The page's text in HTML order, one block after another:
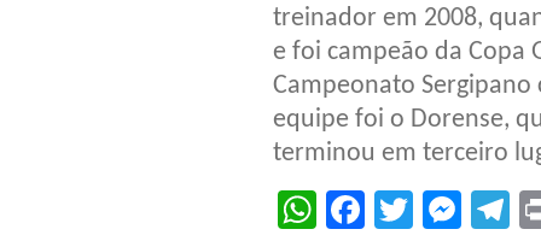
treinador em 2008,
e foi campeão da Copa
Campeonato Sergipano
equipe foi o Dorense,
terminou em terceiro
WhatsApp
Facebook
Twitter